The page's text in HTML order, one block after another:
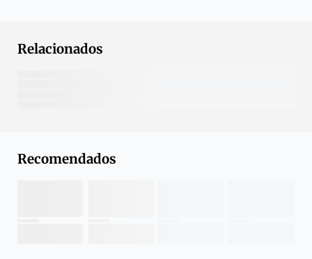
Relacionados
Recomendados